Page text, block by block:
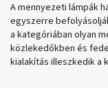
A mennyezeti lámpák
egyszerre
a kategóriában olyan
közlekedőkben és
kialakítás illeszkedik a